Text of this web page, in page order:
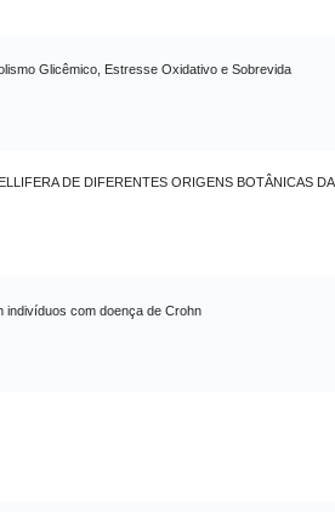
Glicêmico, Estresse Oxidativo e Sobrevida
DE DIFERENTES ORIGENS BOTÂNICAS DA
indivíduos com doença de Crohn